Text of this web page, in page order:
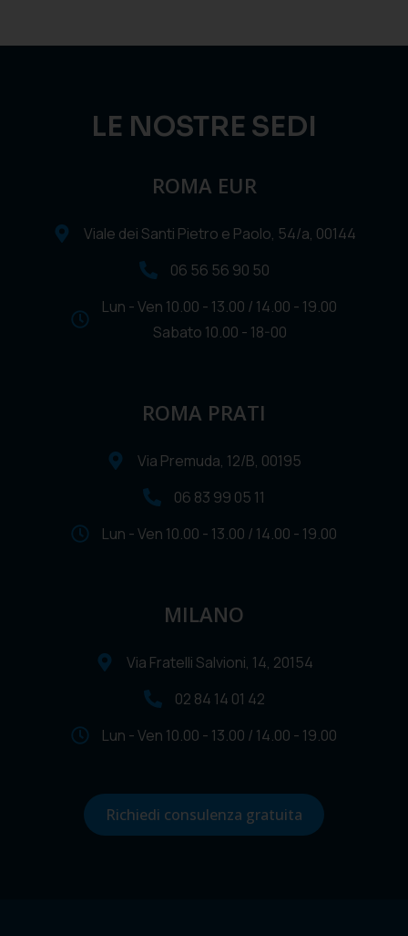
LE NOSTRE SEDI
ROMA EUR
Viale dei Santi Pietro e Paolo, 54/a, 00144
06 56 56 90 50
Lun - Ven 10.00 - 13.00 / 14.00 - 19.00
Sabato 10.00 - 18-00
ROMA PRATI
Via Premuda, 12/B, 00195
06 83 99 05 11
Lun - Ven 10.00 - 13.00 / 14.00 - 19.00
MILANO
Via Fratelli Salvioni, 14, 20154
02 84 14 01 42
Lun - Ven 10.00 - 13.00 / 14.00 - 19.00
Richiedi consulenza gratuita